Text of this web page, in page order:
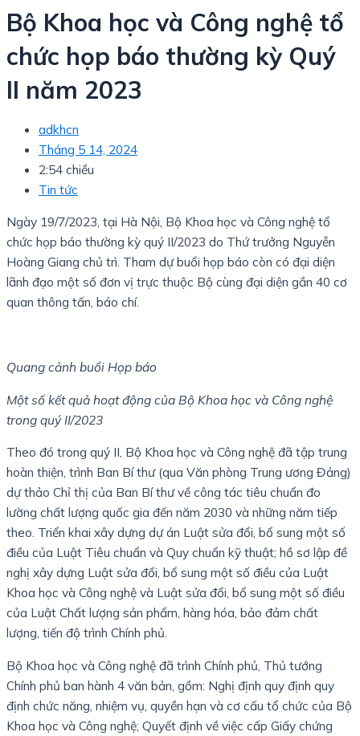
Bộ Khoa học và Công nghệ tổ
chức họp báo thường kỳ Quý
II năm 2023
adkhcn
Tháng 5 14, 2024
2:54 chiều
Tin tức
Ngày 19/7/2023, tại Hà Nội, Bộ Khoa học và Công nghệ tổ
chức họp báo thường kỳ quý II/2023 do Thứ trưởng Nguyễn
Hoàng Giang chủ trì. Tham dự buổi họp báo còn có đại diện
lãnh đạo một số đơn vị trực thuộc Bộ cùng đại diện gần 40 cơ
quan thông tấn, báo chí.
Quang cảnh buổi Họp báo
Một số kết quả hoạt động của Bộ Khoa học và Công nghệ
trong quý II/2023
Theo đó trong quý II, Bộ Khoa học và Công nghệ đã tập trung
hoàn thiện, trình Ban Bí thư (qua Văn phòng Trung ương Đảng)
dự thảo Chỉ thị của Ban Bí thư về công tác tiêu chuẩn đo
lường chất lượng quốc gia đến năm 2030 và những năm tiếp
theo. Triển khai xây dựng dự án Luật sửa đổi, bổ sung một số
điều của Luật Tiêu chuẩn và Quy chuẩn kỹ thuật; hồ sơ lập đề
nghị xây dựng Luật sửa đổi, bổ sung một số điều của Luật
Khoa học và Công nghệ và Luật sửa đổi, bổ sung một số điều
của Luật Chất lượng sản phẩm, hàng hóa, bảo đảm chất
lượng, tiến độ trình Chính phủ.
Bộ Khoa học và Công nghệ đã trình Chính phủ, Thủ tướng
Chính phủ ban hành 4 văn bản, gồm: Nghị định quy định quy
định chức năng, nhiệm vụ, quyền hạn và cơ cấu tổ chức của Bộ
Khoa học và Công nghệ; Quyết định về việc cấp Giấy chứng